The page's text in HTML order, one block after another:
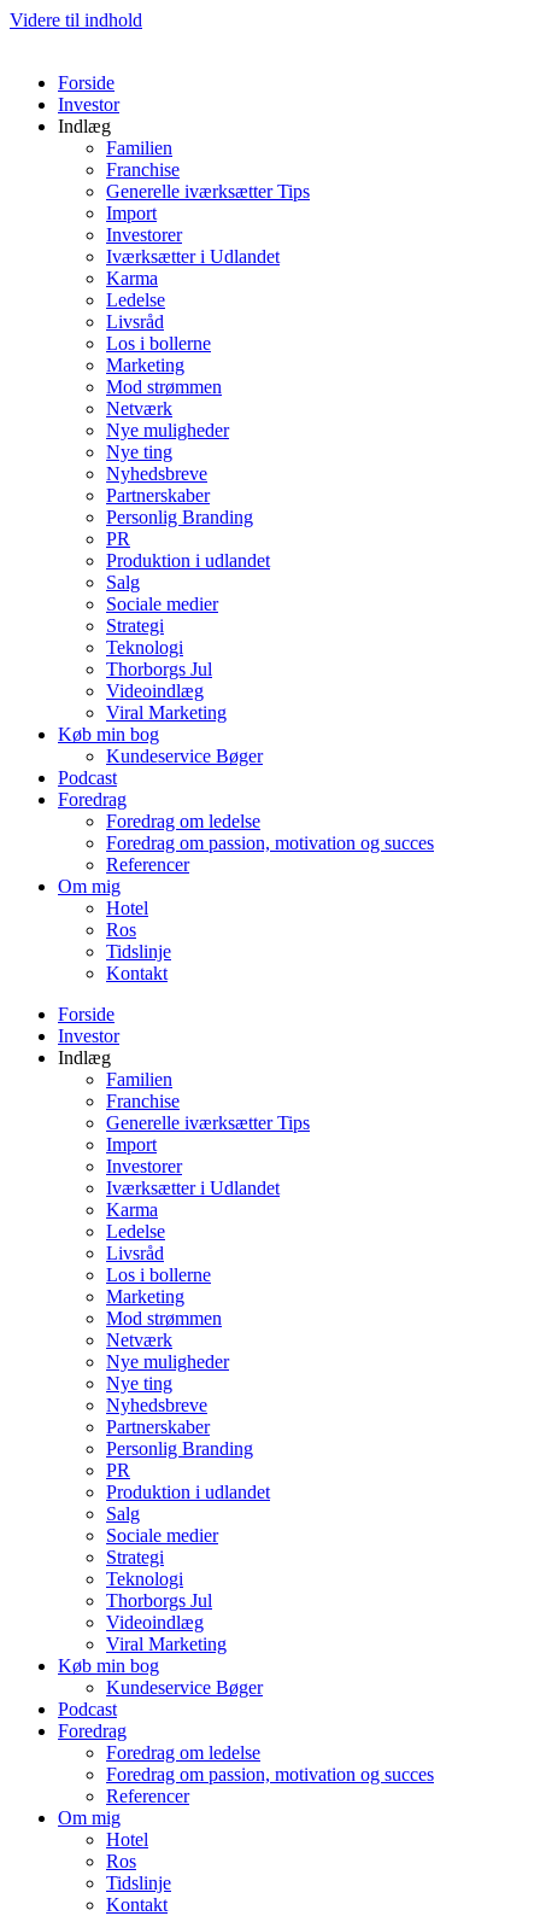
Videre til indhold
Forside
Investor
Indlæg
Familien
Franchise
Generelle iværksætter Tips
Import
Investorer
Iværksætter i Udlandet
Karma
Ledelse
Livsråd
Los i bollerne
Marketing
Mod strømmen
Netværk
Nye muligheder
Nye ting
Nyhedsbreve
Partnerskaber
Personlig Branding
PR
Produktion i udlandet
Salg
Sociale medier
Strategi
Teknologi
Thorborgs Jul
Videoindlæg
Viral Marketing
Køb min bog
Kundeservice Bøger
Podcast
Foredrag
Foredrag om ledelse
Foredrag om passion, motivation og succes
Referencer
Om mig
Hotel
Ros
Tidslinje
Kontakt
Forside
Investor
Indlæg
Familien
Franchise
Generelle iværksætter Tips
Import
Investorer
Iværksætter i Udlandet
Karma
Ledelse
Livsråd
Los i bollerne
Marketing
Mod strømmen
Netværk
Nye muligheder
Nye ting
Nyhedsbreve
Partnerskaber
Personlig Branding
PR
Produktion i udlandet
Salg
Sociale medier
Strategi
Teknologi
Thorborgs Jul
Videoindlæg
Viral Marketing
Køb min bog
Kundeservice Bøger
Podcast
Foredrag
Foredrag om ledelse
Foredrag om passion, motivation og succes
Referencer
Om mig
Hotel
Ros
Tidslinje
Kontakt